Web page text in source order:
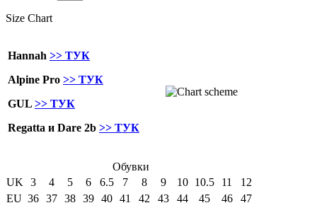
Size Chart
Hannah >> ТУК
Alpine Pro >> ТУК
GUL >> ТУК
Regatta и Dare 2b >> ТУК
Обувки
UK
3 4 5 6 6.5 7 8 9 10 10.5 11
12
EU 36 37 38 39 40 41 42 43 44 45 46 47